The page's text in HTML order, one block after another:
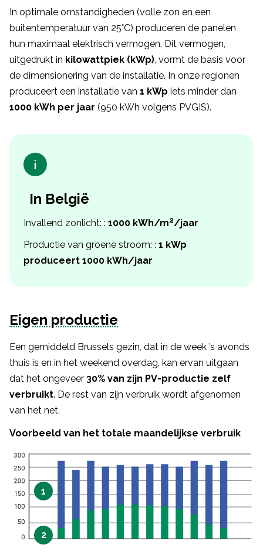
In optimale omstandigheden (volle zon en een
buitentemperatuur van 25°C) produceren de panelen
hun maximaal elektrisch vermogen. Dit vermogen,
uitgedrukt in kilowattpiek (kWp) , vormt de basis voor
de dimensionering van de installatie. In onze regionen
produceert een installatie van 1 kWp iets minder dan
1000 kWh per jaar (950 kWh volgens PVGIS).
In België
Invallend zonlicht: : 1000 kWh/m2/jaar
Productie van groene stroom: : 1 kWp
produceert 1000 kWh/jaar
Eigen productie
Een gemiddeld Brussels gezin, dat in de week ’s avonds
thuis is en in het weekend overdag, kan ervan uitgaan
dat het ongeveer 30% van zijn PV-productie zelf
verbruikt. De rest van zijn verbruik wordt afgenomen
van het net.
Voorbeeld van het totale maandelijkse verbruik
1
2